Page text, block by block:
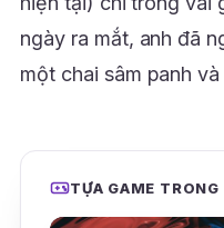
ngày ra mắt, anh đã
một chai sâm panh
TỰA GAME TRONG